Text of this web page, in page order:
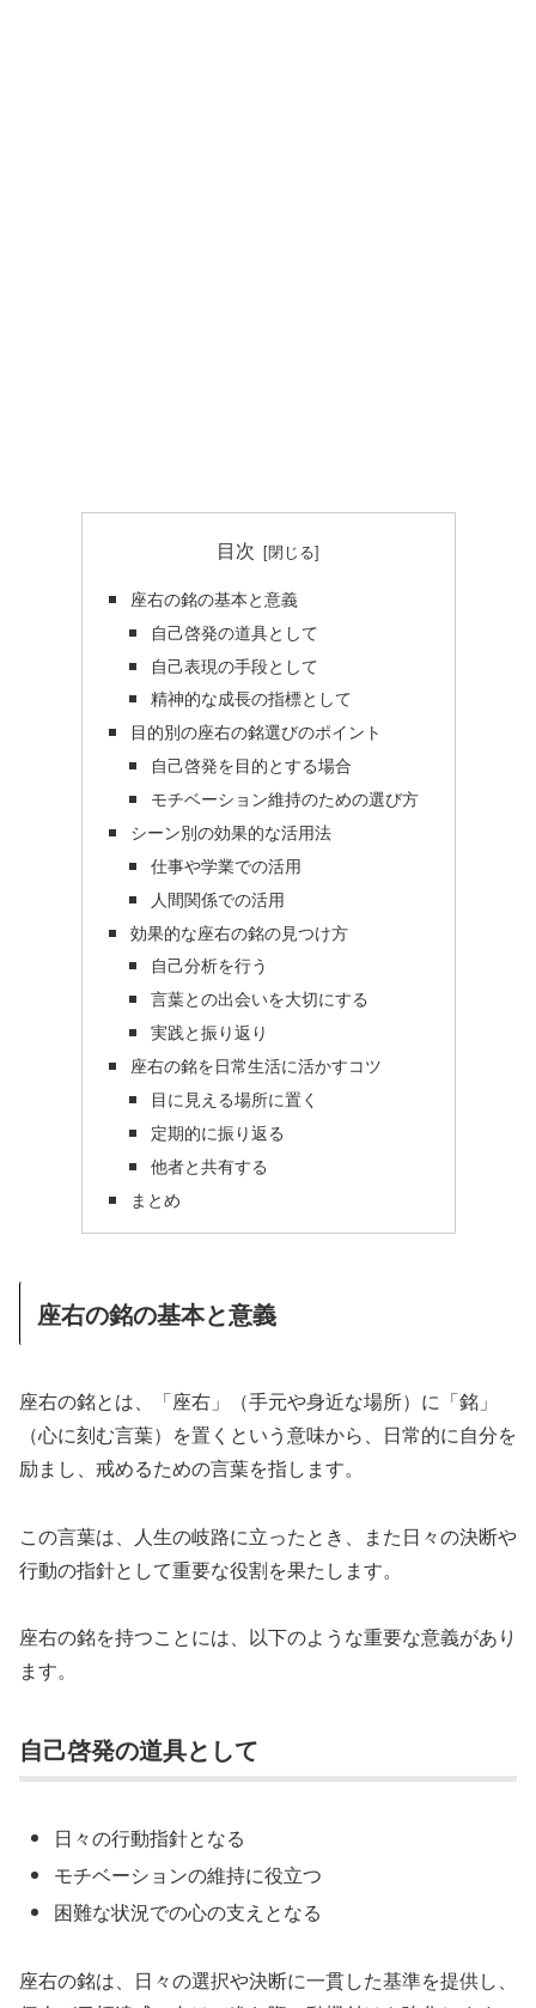
目次
座右の銘の基本と意義
自己啓発の道具として
自己表現の手段として
精神的な成長の指標として
目的別の座右の銘選びのポイント
自己啓発を目的とする場合
モチベーション維持のための選び方
シーン別の効果的な活用法
仕事や学業での活用
人間関係での活用
効果的な座右の銘の見つけ方
自己分析を行う
言葉との出会いを大切にする
実践と振り返り
座右の銘を日常生活に活かすコツ
目に見える場所に置く
定期的に振り返る
他者と共有する
まとめ
座右の銘の基本と意義
座右の銘とは、「座右」（手元や身近な場所）に「銘」
（心に刻む言葉）を置くという意味から、日常的に自分を
励まし、戒めるための言葉を指します。
この言葉は、人生の岐路に立ったとき、また日々の決断や
行動の指針として重要な役割を果たします。
座右の銘を持つことには、以下のような重要な意義があり
ます。
自己啓発の道具として
日々の行動指針となる
モチベーションの維持に役立つ
困難な状況での心の支えとなる
座右の銘は、日々の選択や決断に一貫した基準を提供し、